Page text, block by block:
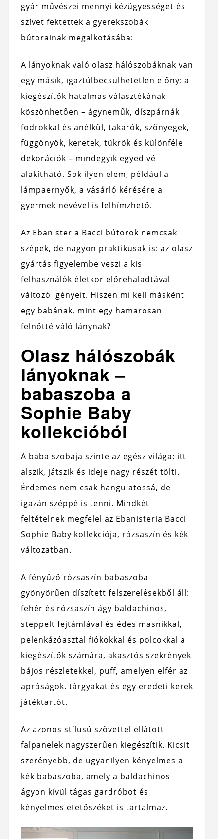
gyár művészei mennyi kézügyességet és
szívet fektettek a gyerekszobák
bútorainak megalkotásába:
A lányoknak való olasz hálószobáknak van
egy másik, igaztúlbecsülhetetlen előny: a
kiegészítők hatalmas választékának
köszönhetően – ágyneműk, díszpárnák
fodrokkal és anélkül, takarók, szőnyegek,
függönyök, keretek, tükrök és különféle
dekorációk – mindegyik egyedivé
alakítható. Sok ilyen elem, például a
lámpaernyők, a vásárló kérésére a
gyermek nevével is felhímzhető.
Az Ebanisteria Bacci bútorok nemcsak
szépek, de nagyon praktikusak is: az olasz
gyártás figyelembe veszi a kis
felhasználók életkor előrehaladtával
változó igényeit. Hiszen mi kell másként
egy babának, mint egy hamarosan
felnőtté váló lánynak?
Olasz hálószobák
lányoknak –
babaszoba a
Sophie Baby
kollekcióból
A baba szobája szinte az egész világa: itt
alszik, játszik és ideje nagy részét tölti.
Érdemes nem csak hangulatossá, de
igazán széppé is tenni. Mindkét
feltételnek megfelel az Ebanisteria Bacci
Sophie Baby kollekciója, rózsaszín és kék
változatban.
A fényűző rózsaszín babaszoba
gyönyörűen díszített felszerelésekből áll:
fehér és rózsaszín ágy baldachinos,
steppelt fejtámlával és édes masnikkal,
pelenkázóasztal fiókokkal és polcokkal a
kiegészítők számára, akasztós szekrények
bájos részletekkel, puff, amelyen elfér az
apróságok. tárgyakat és egy eredeti kerek
játéktartót.
Az azonos stílusú szövettel ellátott
falpanelek nagyszerűen kiegészítik. Kicsit
szerényebb, de ugyanilyen kényelmes a
kék babaszoba, amely a baldachinos
ágyon kívül tágas gardróbot és
kényelmes etetőszéket is tartalmaz.